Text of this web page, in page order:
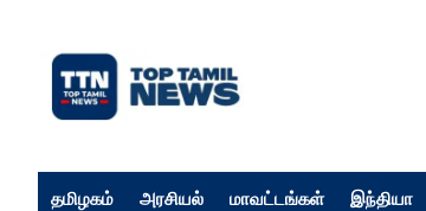
தமிழகம் அரசியல் மாவட்டங்கள் இந்தியா